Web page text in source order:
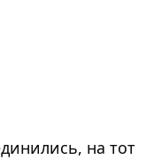
на тот